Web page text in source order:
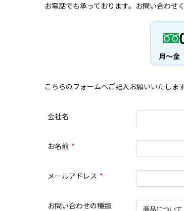
お電話でも承っております。お問い合わせ
月〜金
こちらのフォームへご記入お願いいたします
会社名
お名前
メールアドレス
お問い合わせの種類